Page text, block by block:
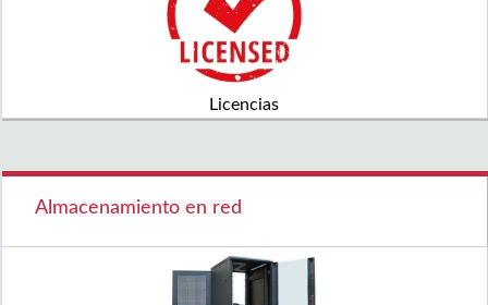
Licencias
Almacenamiento en red